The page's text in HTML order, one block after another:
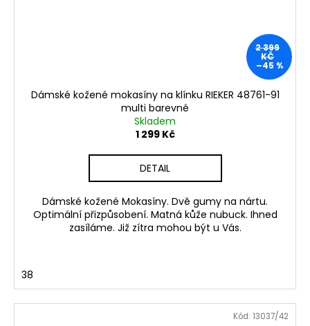
2 399
KČ
–45 %
Dámské kožené mokasíny na klínku RIEKER 48761-91
multi barevné
Skladem
1 299 Kč
DETAIL
Dámské kožené Mokasíny. Dvě gumy na nártu.
Optimální přizpůsobení. Matná kůže nubuck. Ihned
zasíláme. Již zítra mohou být u Vás.
38
Kód: 13037/42